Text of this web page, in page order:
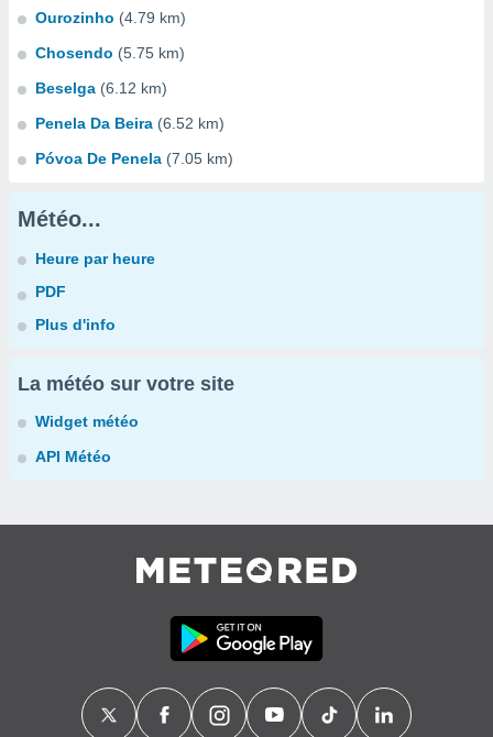
Ourozinho (4.79 km)
Chosendo (5.75 km)
Beselga (6.12 km)
Penela Da Beira (6.52 km)
Póvoa De Penela (7.05 km)
Météo...
Heure par heure
PDF
Plus d'info
La météo sur votre site
Widget météo
API Météo